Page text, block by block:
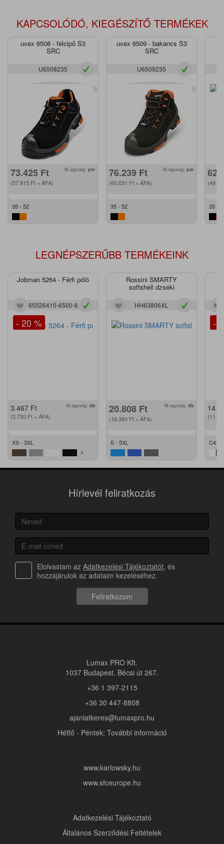
KAPCSOLÓDÓ, KIEGÉSZÍTŐ TERMÉKEK
uvex 6508 - félcipő S3
SRC
U6508235
73.425 Ft
(57.815 Ft + ÁFA)
M.egység: pár
35 - 52
uvex 6509 - bakancs S3
SRC
U6509235
76.239 Ft
(60.031 Ft + ÁFA)
M.egység: pár
35 - 52 35 -
LEGNÉPSZERŰBB TERMÉKEINK
Jobman 5264 - Férfi póló
65526410-6500-6
- 20 %
3.467 Ft
(2.730 Ft + ÁFA)
M.egység: db
XS - 3XL
Rossini SMARTY
softshell dzseki
HH63806XL
20.808 Ft
(16.384 Ft + ÁFA)
M.egység: db
S - 5XL
-
C42 -
Hírlevél feliratkozás
Elolvastam az Adatkezelési Tájékoztatót, és
hozzájárulok az adataim kezeléséhez.
Feliratkozom
Lumax PRO Kft.
1037 Budapest, Bécsi út 267.
+36 1 397-2115
+36 30 447-8808
ajanlatkeres@lumaxpro.hu
Hétfő - Péntek: További információ
www.karlowsky.hu
www.sfceurope.hu
Adatkezelési Tájékoztató
Általános Szerződési Feltételek